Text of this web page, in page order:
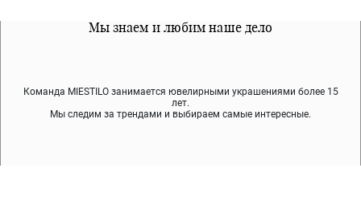
Мы знаем и любим наше дело
Команда MIESTILO занимается ювелирными украшениями более 15
лет.
Мы следим за трендами и выбираем самые интересные.
Все наши материалы гипоалергенны
Мы используем покрытие (родий, ювелирный сплав), которое не
содержит никеля и свинца — это исключает аллергию.
Примерка перед покупкой
Во время доставки спокойно примеряйте украшения, выбирайте те,
что вам нравятся, остальные заберёт курьер.